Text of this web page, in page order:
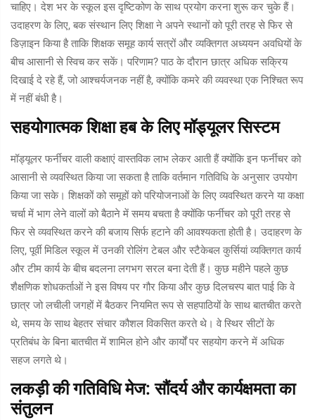
चाहिए। देश भर के स्कूल इस दृष्टिकोण के साथ प्रयोग करना शुरू कर चुके हैं।
उदाहरण के लिए, बक संस्थान लिए शिक्षा ने अपने स्थानों को पूरी तरह से फिर से
डिज़ाइन किया है ताकि शिक्षक समूह कार्य सत्रों और व्यक्तिगत अध्ययन अवधियों के
बीच आसानी से स्विच कर सकें। परिणाम? पाठ के दौरान छात्र अधिक सक्रिय
दिखाई दे रहे हैं, जो आश्चर्यजनक नहीं है, क्योंकि कमरे की व्यवस्था एक निश्चित रूप
में नहीं बंधी है।
सहयोगात्मक शिक्षा हब के लिए मॉड्यूलर सिस्टम
मॉड्यूलर फर्नीचर वाली कक्षाएं वास्तविक लाभ लेकर आती हैं क्योंकि इन फर्नीचर को
आसानी से व्यवस्थित किया जा सकता है ताकि वर्तमान गतिविधि के अनुसार उपयोग
किया जा सके। शिक्षकों को समूहों को परियोजनाओं के लिए व्यवस्थित करने या कक्षा
चर्चा में भाग लेने वालों को बैठाने में समय बचता है क्योंकि फर्नीचर को पूरी तरह से
फिर से व्यवस्थित करने की बजाय सिर्फ हटाने की आवश्यकता होती है। उदाहरण के
लिए, पूर्वी मिडिल स्कूल में उनकी रोलिंग टेबल और स्टैकेबल कुर्सियां व्यक्तिगत कार्य
और टीम कार्य के बीच बदलना लगभग सरल बना देती हैं। कुछ महीने पहले कुछ
शैक्षणिक शोधकर्ताओं ने इस विषय पर गौर किया और कुछ दिलचस्प बात पाई कि वे
छात्र जो लचीली जगहों में बैठकर नियमित रूप से सहपाठियों के साथ बातचीत करते
थे, समय के साथ बेहतर संचार कौशल विकसित करते थे। वे स्थिर सीटों के
प्रतिबंध के बिना बातचीत में शामिल होने और कार्यों पर सहयोग करने में अधिक
सहज लगते थे।
लकड़ी की गतिविधि मेज: सौंदर्य और कार्यक्षमता का
संतुलन